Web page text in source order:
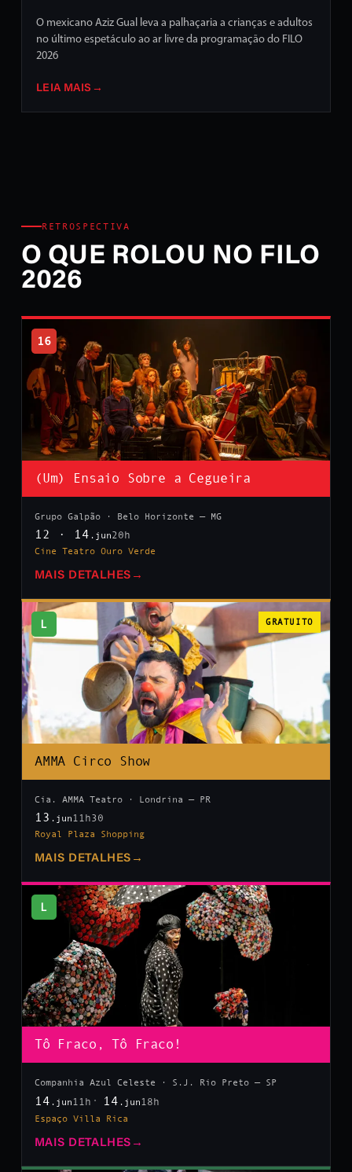
O mexicano Aziz Gual leva a palhaçaria a crianças e adultos
no último espetáculo ao ar livre da programação do FILO
2026
LEIA MAIS →
RETROSPECTIVA
O QUE ROLOU NO FILO
2026
16
(Um) Ensaio Sobre a Cegueira
Grupo Galpão · Belo Horizonte — MG
12 · 14 .jun20h
Cine Teatro Ouro Verde
MAIS DETALHES →
L GRATUITO
AMMA Circo Show
Cia. AMMA Teatro · Londrina — PR
13 .jun 11h30
Royal Plaza Shopping
MAIS DETALHES →
L
Tô Fraco, Tô Fraco!
Companhia Azul Celeste · S.J. Rio Preto — SP
14 .jun 11h 14 .jun 18h
Espaço Villa Rica
MAIS DETALHES →